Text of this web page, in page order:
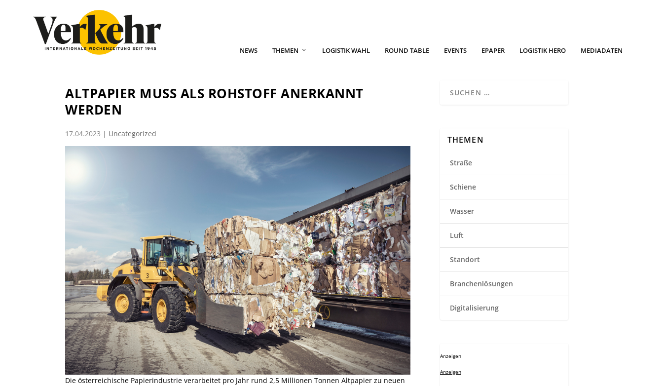
NEWS THEMEN LOGISTIK WAHL ROUND TABLE EVENTS EPAPER LOGISTIK HERO MEDIADATEN
ALTPAPIER MUSS ALS ROHSTOFF ANERKANNT
WERDEN
17.04.2023 | Uncategorized
Die österreichische Papierindustrie verarbeitet pro Jahr rund 2,5 Millionen Tonnen Altpapier zu neuen
THEMEN
Straße
Schiene
Wasser
Luft
Standort
Branchenlösungen
Digitalisierung
Anzeigen
Anzeigen